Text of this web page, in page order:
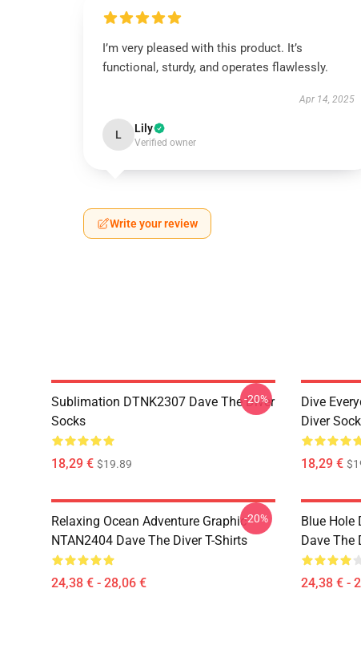
I’m very pleased with this product. It’s
functional, sturdy, and operates flawlessly.
Apr 14, 2025
L Lily
Verified owner
Write your review
Sublimation DTNK2307 Dave The Diver
Socks
18,29 € $19.89
-20%
Dive
Diver
18,29 €
Relaxing Ocean Adventure Graphic
NTAN2404 Dave The Diver T-Shirts
24,38 € - 28,06 €
-20%
Blue Hole
Dave The
24,38 € -